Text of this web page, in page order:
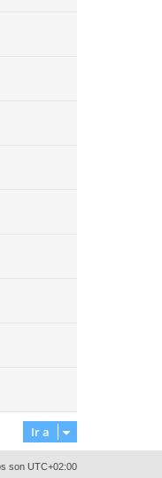
Ir a
son UTC+02:00